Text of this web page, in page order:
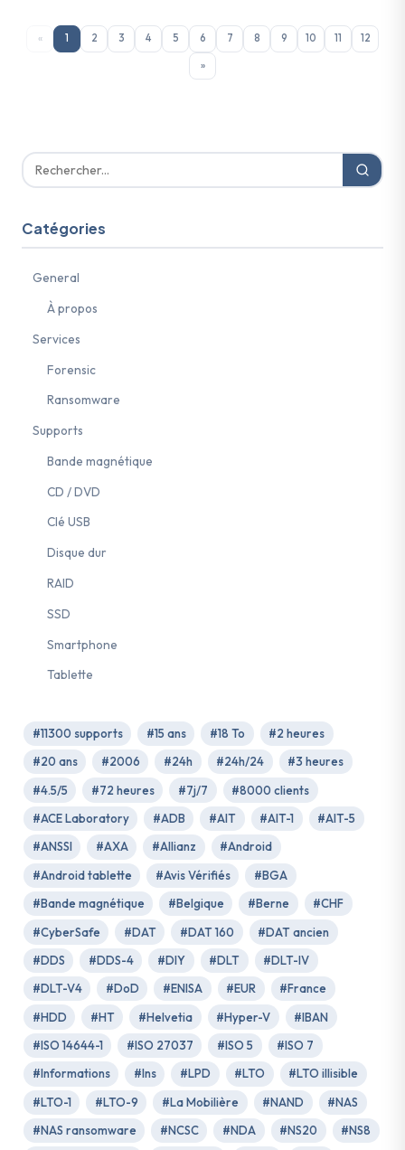
« 1 2 3 4 5 6 7 8 9 10 11 12
»
Catégories
General
À propos
Services
Forensic
Ransomware
Supports
Bande magnétique
CD / DVD
Clé USB
Disque dur
RAID
SSD
Smartphone
Tablette
#11300 supports #15 ans #18 To
#2 heures
#20 ans
#2006 #24h #24h/24
#3 heures
#4.5/5
#72 heures #7j/7
#8000 clients
#ACE Laboratory
#ADB #AIT #AIT-1
#AIT-5
#ANSSI
#AXA #Allianz
#Android
#Android tablette
#Avis Vérifiés
#BGA
#Bande magnétique
#Belgique #Berne
#CHF
#CyberSafe
#DAT #DAT 160
#DAT ancien
#DDS
#DDS-4 #DIY #DLT
#DLT-IV
#DLT-V4
#DoD #ENISA #EUR
#France
#HDD
#HT #Helvetia #Hyper-V
#IBAN
#ISO 14644-1
#ISO 27037 #ISO 5
#ISO 7
#Informations
#Ins #LPD #LTO
#LTO illisible
#LTO-1
#LTO-9 #La Mobilière #NAND
#NAS
#NAS ransomware
#NCSC #NDA #NS20
#NS8